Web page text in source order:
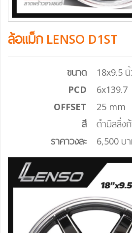
ล้อแม็ก LENSO D1ST
ขนาด
18x9.5
PCD
6x139.7
OFFSET
25 mm
สี
ดำมิลลิ่งก้
ราคาวงละ
6,500 บ